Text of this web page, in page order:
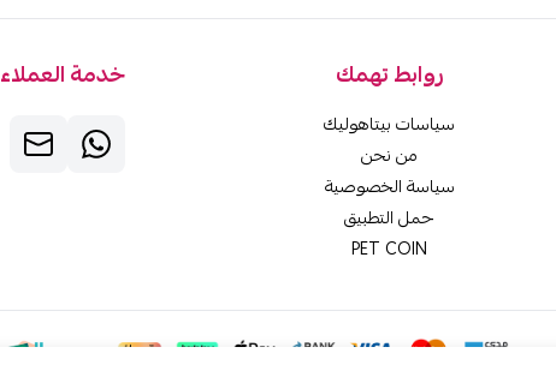
روابط تهمك
سياسات بيتاهوليك
من نحن
سياسة الخصوصية
حمل التطبيق
PET COIN
خدمة العملاء